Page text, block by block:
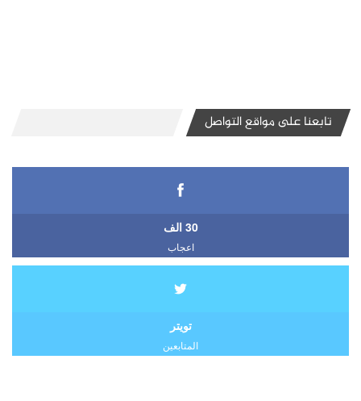
تابعنا على مواقع التواصل
30 الف
اعجاب
تويتر
المتابعين